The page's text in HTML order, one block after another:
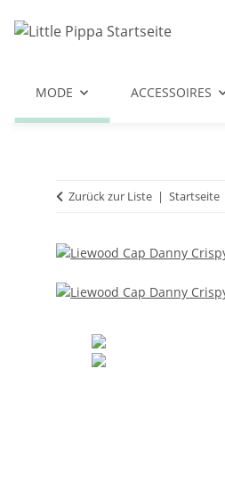
MODE ACCESSOIRES
Zurück zur Liste Startseite